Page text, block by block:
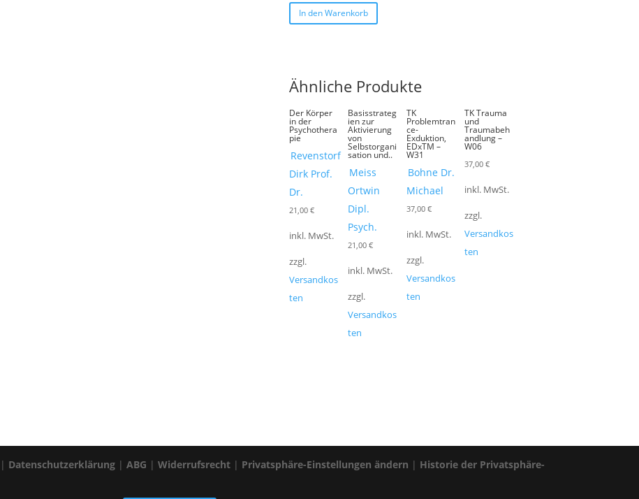
In den Warenkorb
Ähnliche Produkte
Der Körper
in der
Psychothera
pie
Revenstorf
Dirk Prof.
Dr.
21,00€
inkl. MwSt.
zzgl.
Versandkos
ten
Basisstrateg
ien zur
Aktivierung
von
Selbstorgani
sation und..
Meiss
Ortwin
Dipl.
Psych.
21,00 €
inkl. MwSt.
zzgl.
Versandkos
ten
TK
Problemtran
ce-
Exduktion,
EDxTM –
W31
Bohne Dr.
Michael
37,00 €
inkl. MwSt.
zzgl.
Versandkos
ten
TK Trauma
und
Traumabeh
andlung –
W06
37,00€
inkl. MwSt.
zzgl.
Versandkos
ten
| Datenschutzerklärung |ABG |Widerrufsrecht | Privatsphäre-Einstellungen ändern | Historie der Privatsphäre-